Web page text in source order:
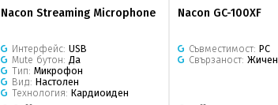
Nacon Streaming Microphone
Интерфейс: USB
Mute бутон: Да
Тип: Микрофон
Вид: Настолен
Технология: Кардиоиден
Nacon GC-100XF
Съвместимост: PC
Свързаност: Жичен